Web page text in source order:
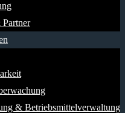
& Betriebsmittelverwaltung